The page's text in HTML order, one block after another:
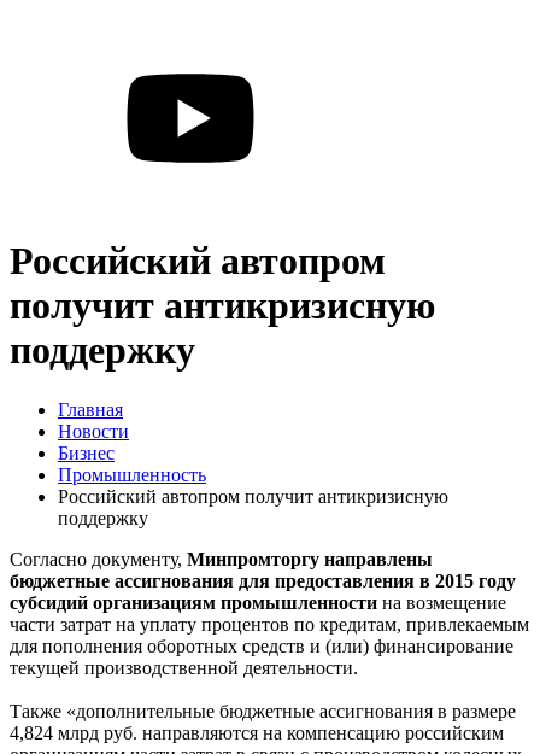
Российский автопром
получит антикризисную
поддержку
Главная
Новости
Бизнес
Промышленность
Российский автопром получит антикризисную
поддержку
Согласно документу, Минпромторгу направлены
бюджетные ассигнования для предоставления в 2015 году
субсидий организациям промышленности на возмещение
части затрат на уплату процентов по кредитам, привлекаемым
для пополнения оборотных средств и (или) финансирование
текущей производственной деятельности.
Также «дополнительные бюджетные ассигнования в размере
4,824 млрд руб. направляются на компенсацию российским